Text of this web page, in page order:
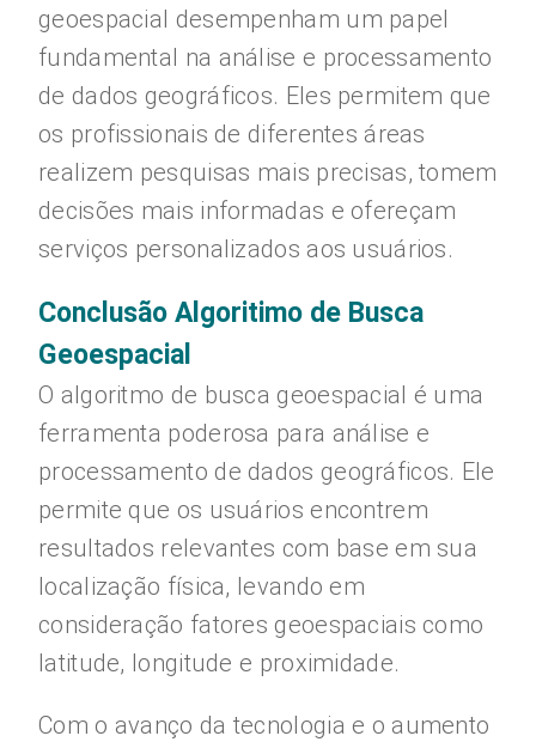
geoespacial desempenham um papel
fundamental na análise e processamento
de dados geográficos. Eles permitem que
os profissionais de diferentes áreas
realizem pesquisas mais precisas, tomem
decisões mais informadas e ofereçam
serviços personalizados aos usuários.
Conclusão Algoritimo de Busca
Geoespacial
O algoritmo de busca geoespacial é uma
ferramenta poderosa para análise e
processamento de dados geográficos. Ele
permite que os usuários encontrem
resultados relevantes com base em sua
localização física, levando em
consideração fatores geoespaciais como
latitude, longitude e proximidade.
Com o avanço da tecnologia e o aumento